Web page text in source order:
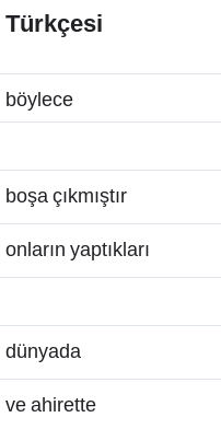
Türkçesi
böylece
boşa çıkmıştır
onların yaptıkları
dünyada
ve ahirette